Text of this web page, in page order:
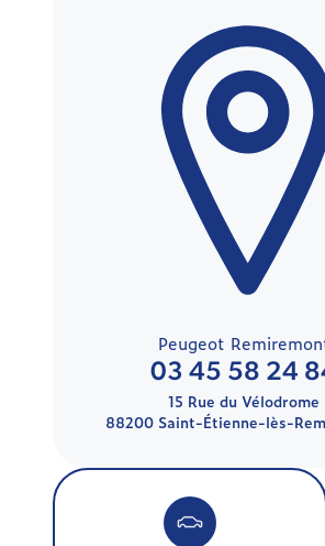
Peugeot
03 45 58 24
15 Rue du Vélodrome
88200 Saint-Étienne-lès-